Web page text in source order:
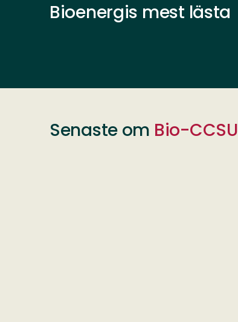
Bioenergis mest lästa
Senaste om Bio-CCSU